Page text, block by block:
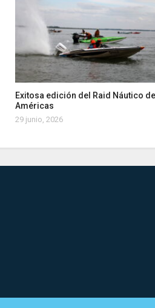
Exitosa edición del Raid Náutico
Américas
29 junio, 2026